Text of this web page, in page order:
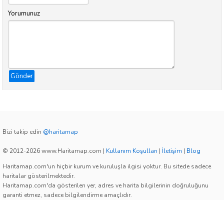
Yorumunuz
Gönder
Bizi takip edin @haritamap
© 2012-2026 www.Haritamap.com | Kullanım Koşulları | İletişim | Blog
Haritamap.com'un hiçbir kurum ve kuruluşla ilgisi yoktur. Bu sitede sadece
haritalar gösterilmektedir.
Haritamap.com'da gösterilen yer, adres ve harita bilgilerinin doğruluğunu
garanti etmez, sadece bilgilendirme amaçlıdır.